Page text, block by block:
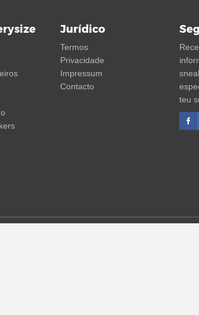
Jurídico
Termos
Privacidade
Impressum
Contacto
teu